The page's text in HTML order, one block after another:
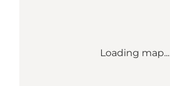
Loading map...